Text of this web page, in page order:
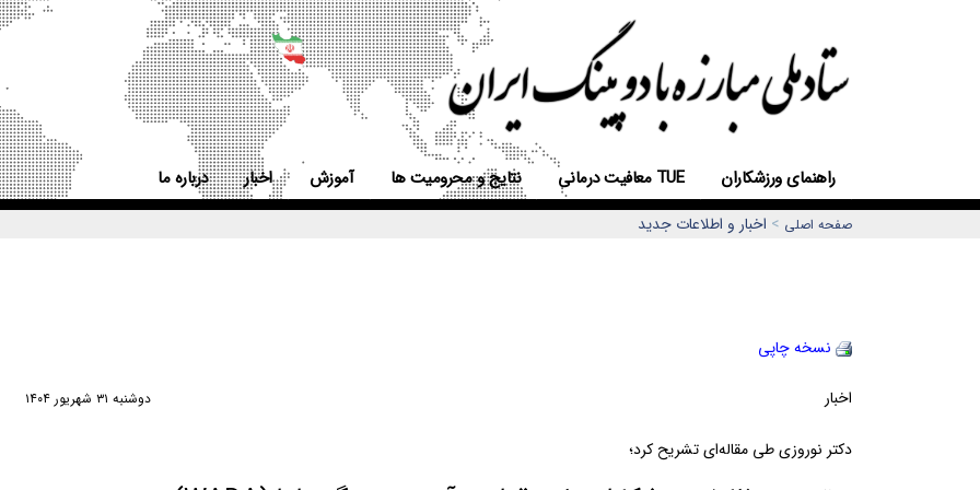
راهنمای ورزشکاران معافیت درمانی TUE نتایج و محرومیت ها آموزش اخبار درباره ما
صفحه اصلی > اخبار و اطلاعات جديد
نسخه چاپي
اخبار دوشنبه ٣١ شهريور ١٤٠٤
دکتر نوروزی طی مقاله‌ای تشریح کرد؛